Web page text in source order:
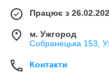
Працює з
м. Ужгород
Собранецька 153,
Контакти